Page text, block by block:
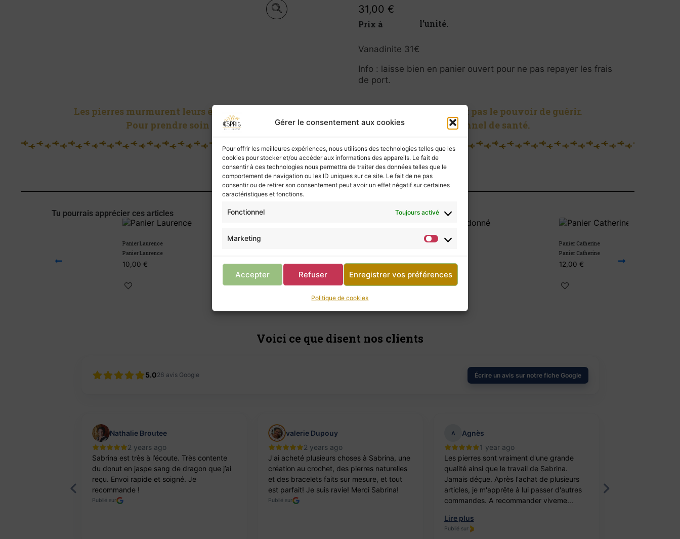
Gérer le consentement aux cookies
Pour offrir les meilleures expériences, nous utilisons des technologies telles que les
cookies pour stocker et/ou accéder aux informations des appareils. Le fait de
consentir à ces technologies nous permettra de traiter des données telles que le
comportement de navigation ou les ID uniques sur ce site. Le fait de ne pas
consentir ou de retirer son consentement peut avoir un effet négatif sur certaines
caractéristiques et fonctions.
Fonctionnel Toujours activé
Marketing
Accepter Refuser Enregistrer vos préférences
Politique de cookies
31,00 €
Prix à l’unité.
Vanadinite 31€
Info : laisse bien en panier ouvert pour ne pas repayer les frais
de port.
Les pierres murmurent leurs énergies à ceux qui les écoutent, mais elles ne possèdent pas le pouvoir de guérir.
Pour prendre soin de vous, ne négligez pas la consultation d’un professionnel de santé.
Retour à la boutique
Tu pourrais apprécier ces articles
10,00 244,00€
Voici ce que disent nos clients
5.026 avis Google Écrire un avis sur notre fiche Google
Nathalie Broutee
2 years ago
Sabrina est très à l’écoute. Très contente
du donut en jaspe sang de dragon que j’ai
reçu. Envoi rapide et soigné. Je
recommande !
Publié sur
valerie Dupouy
2 years ago
J'ai acheté plusieurs choses à Sabrina, une
création au crochet, des pierres naturelles
et des bracelets faits sur mesure, et tout
est parfait! Je suis ravie! Merci Sabrina!
Publié sur
A
Agnès
1 year ago
Les pierres sont vraiment d'une grande
qualité ainsi que le travail de Sabrina.
Jamais déçue. Après l'achat de plusieurs
articles, je m'apprête à lui passer d'autres
commandes. A recommander viveme...
Lire plus
Publié sur